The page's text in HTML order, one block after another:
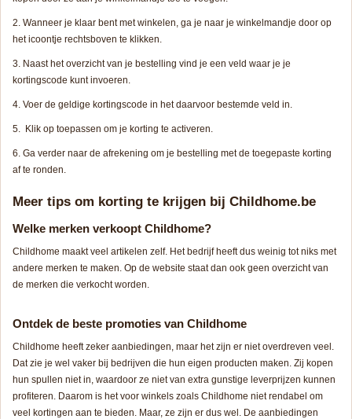
Wanneer je klaar bent met winkelen, ga je naar je winkelmandje door op
het icoontje rechtsboven te klikken.
Naast het overzicht van je bestelling vind je een veld waar je je
kortingscode kunt invoeren.
Voer de geldige kortingscode in het daarvoor bestemde veld in.
Klik op toepassen om je korting te activeren.
Ga verder naar de afrekening om je bestelling met de toegepaste korting
af te ronden.
Meer tips om korting te krijgen bij Childhome.be
Welke merken verkoopt Childhome?
Childhome maakt veel artikelen zelf. Het bedrijf heeft dus weinig tot niks met
andere merken te maken. Op de website staat dan ook geen overzicht van
de merken die verkocht worden.
Ontdek de beste promoties van Childhome
Childhome heeft zeker aanbiedingen, maar het zijn er niet overdreven veel.
Dat zie je wel vaker bij bedrijven die hun eigen producten maken. Zij kopen
hun spullen niet in, waardoor ze niet van extra gunstige leverprijzen kunnen
profiteren. Daarom is het voor winkels zoals Childhome niet rendabel om
veel kortingen aan te bieden. Maar, ze zijn er dus wel. De aanbiedingen